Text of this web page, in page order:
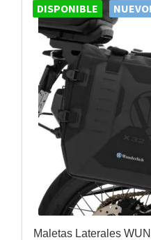
DISPONIBLE NUEVO!
Maletas Laterales